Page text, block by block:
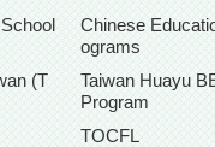
(T
Chinese
ograms
Taiwan Huayu
Program
TOCFL